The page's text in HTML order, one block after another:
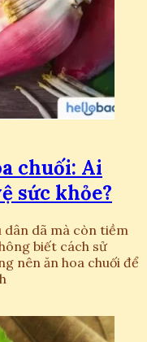
chuối: Ai
sức khỏe?
dân dã mà còn tiềm
biết cách sử
nên ăn hoa chuối để